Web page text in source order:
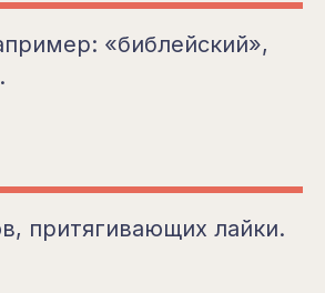
«библейский»,
притягивающих лайки.